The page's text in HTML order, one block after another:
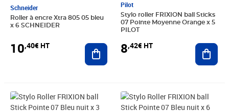
Schneider
Roller à encre Xtra 805 05 bleu
x 6 SCHNEIDER
10,40€ HT Ajouter au panier
Pilot
Stylo roller FRIXION ball Sticks
07 Pointe Moyenne Orange x 5
PILOT
8,42€ HT
Prix 5,25€ HT Prix 9,66€ HT